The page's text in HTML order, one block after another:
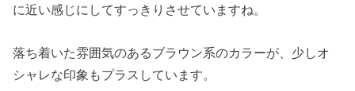
に近い感じにしてすっきりさせていますね。
落ち着いた雰囲気のあるブラウン系のカラーが、少しオ
シャレな印象もプラスしています。